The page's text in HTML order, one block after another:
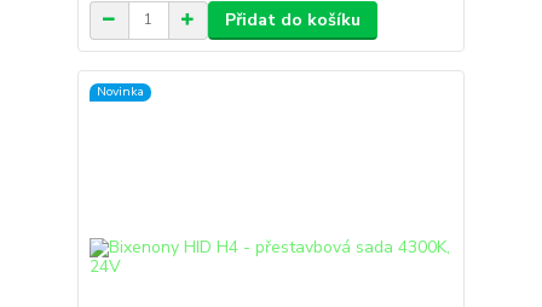
Přidat do košíku
Novinka